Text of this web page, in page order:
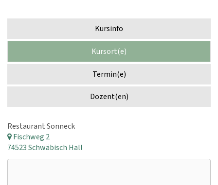
Kursinfo
Kursort(e)
Termin(e)
Dozent(en)
Restaurant Sonneck
Fischweg 2
74523 Schwäbisch Hall